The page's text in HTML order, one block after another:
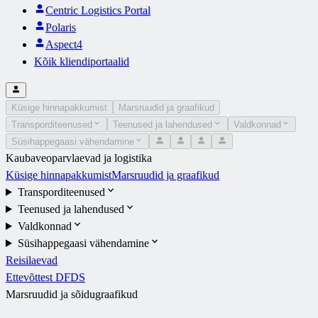
Centric Logistics Portal
Polaris
Aspect4
Kõik kliendiportaalid
Küsige hinnapakkumist
Marsruudid ja graafikud
Transporditeenused
Teenused ja lahendused
Valdkonnad
Süsihappegaasi vähendamine
Kaubaveoparvlaevad ja logistika
Küsige hinnapakkumistMarsruudid ja graafikud
Transporditeenused
Teenused ja lahendused
Valdkonnad
Süsihappegaasi vähendamine
Reisilaevad
Ettevõttest DFDS
Marsruudid ja sõidugraafikud